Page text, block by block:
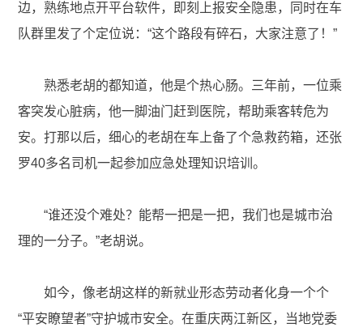
边，熟练地点开平台软件，即刻上报安全隐患，同时在车
队群里发了个定位说：“这个路段有碎石，大家注意了！”
熟悉老胡的都知道，他是个热心肠。三年前，一位乘
客突发心脏病，他一脚油门赶到医院，帮助乘客转危为
安。打那以后，细心的老胡在车上备了个急救药箱，还张
罗40多名司机一起参加应急处理知识培训。
“谁还没个难处？能帮一把是一把，我们也是城市治
理的一分子。”老胡说。
如今，像老胡这样的新就业形态劳动者化身一个个
“平安瞭望者”守护城市安全。在重庆两江新区，当地党委